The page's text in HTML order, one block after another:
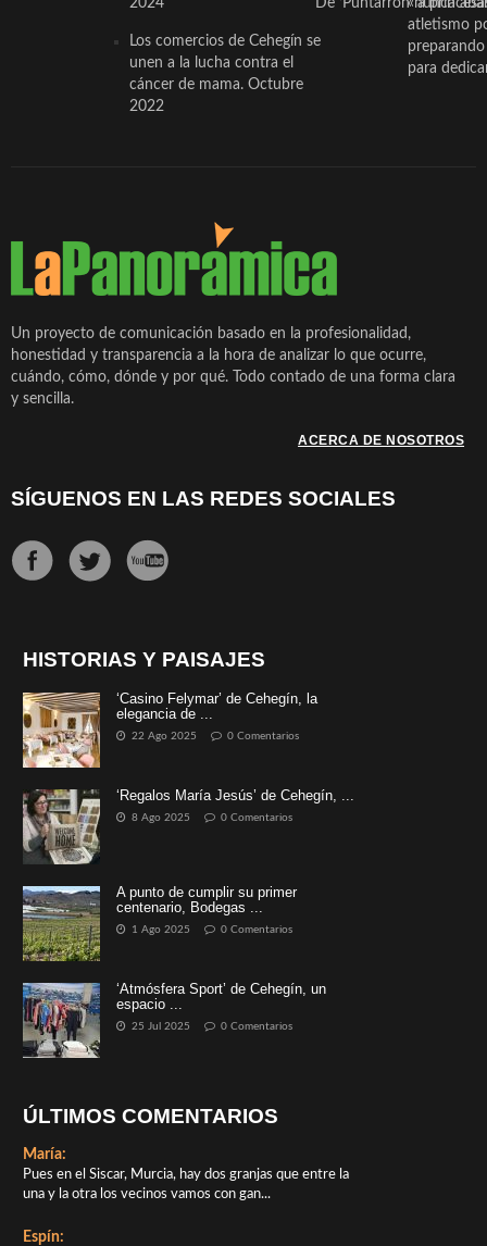
Los comercios de Cehegín se
unen a la lucha contra el
cáncer de mama. Octubre
2022
atletismo
para
Un proyecto de comunicación basado en la profesionalidad,
honestidad y transparencia a la hora de analizar lo que ocurre,
cuándo, cómo, dónde y por qué. Todo contado de una forma clara
y sencilla.
ACERCA DE NOSOTROS
SÍGUENOS EN LAS REDES SOCIALES
HISTORIAS Y PAISAJES
‘Casino Felymar’ de Cehegín, la
elegancia de ...
22 Ago 2025 0 Comentarios
‘Regalos María Jesús’ de Cehegín, ...
8 Ago 2025 0 Comentarios
A punto de cumplir su primer
centenario, Bodegas ...
1 Ago 2025 0 Comentarios
‘Atmósfera Sport’ de Cehegín, un
espacio ...
25 Jul 2025 0 Comentarios
ÚLTIMOS COMENTARIOS
María:
Pues en el Siscar, Murcia, hay dos granjas que entre la
una y la otra los vecinos vamos con gan...
Espín: